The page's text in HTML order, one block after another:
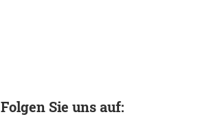
Folgen Sie uns auf: